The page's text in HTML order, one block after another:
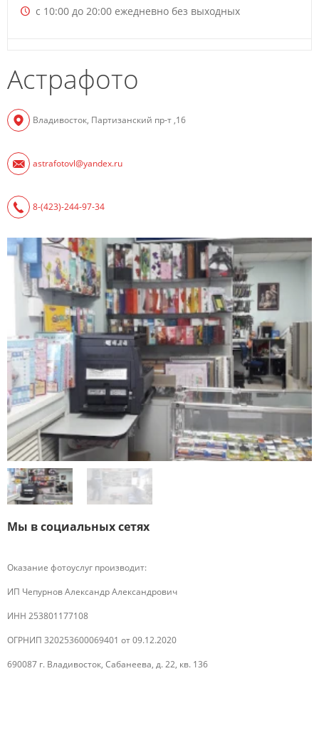
с 10:00 до 20:00 ежедневно без выходных
Астрафото
Владивосток, Партизанский пр-т ,16
astrafotovl@yandex.ru
8-(423)-244-97-34
Мы в социальных сетях
Оказание фотоуслуг производит:
ИП Чепурнов Александр Александрович
ИНН 253801177108
ОГРНИП 320253600069401 от 09.12.2020
690087 г. Владивосток, Сабанеева, д. 22, кв. 136